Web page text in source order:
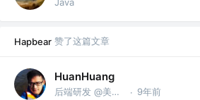
Hapbear 赞了这篇文章
HuanHuang
后端研发 @美团支付RD · 9年前